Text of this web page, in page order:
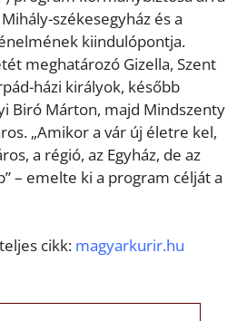
székesegyház és a
kiindulópontja.
meghatározó Gizella, Szent
házi királyok, később
Biró Márton, majd Mindszenty
„Amikor a vár új életre kel,
a régió, az Egyház, de az
– emelte ki a program célját a
cikk: magyarkurir.hu